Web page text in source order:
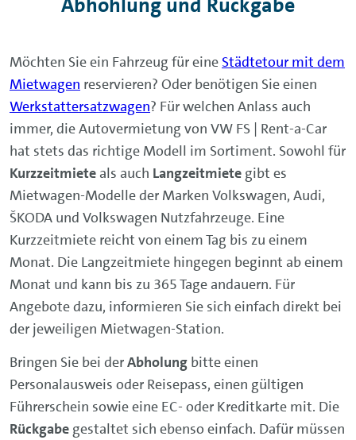
Möchten Sie ein Fahrzeug für eine Städtetour mit dem
Mietwagen reservieren? Oder benötigen Sie einen
Werkstattersatzwagen? Für welchen Anlass auch
immer, die Autovermietung von VW FS | Rent-a-Car
hat stets das richtige Modell im Sortiment. Sowohl für
Kurzzeitmieteals auch Langzeitmiete gibt es
Mietwagen-Modelle der Marken Volkswagen, Audi,
ŠKODA und Volkswagen Nutzfahrzeuge. Eine
Kurzzeitmiete reicht von einem Tag bis zu einem
Monat. Die Langzeitmiete hingegen beginnt ab einem
Monat und kann bis zu 365 Tage andauern. Für
Angebote dazu, informieren Sie sich einfach direkt bei
der jeweiligen Mietwagen-Station.
Bringen Sie bei derAbholung bitte einen
Personalausweis oder Reisepass, einen gültigen
Führerschein sowie eine EC- oder Kreditkarte mit. Die
Rückgabe gestaltet sich ebenso einfach. Dafür müssen